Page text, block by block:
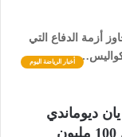
أزمة الدفاع التي
كواليس…
أخبار الرياضة اليوم
ديوماندي
“كابوس المدافعين” الذي رصد ليفربول 100 مليون